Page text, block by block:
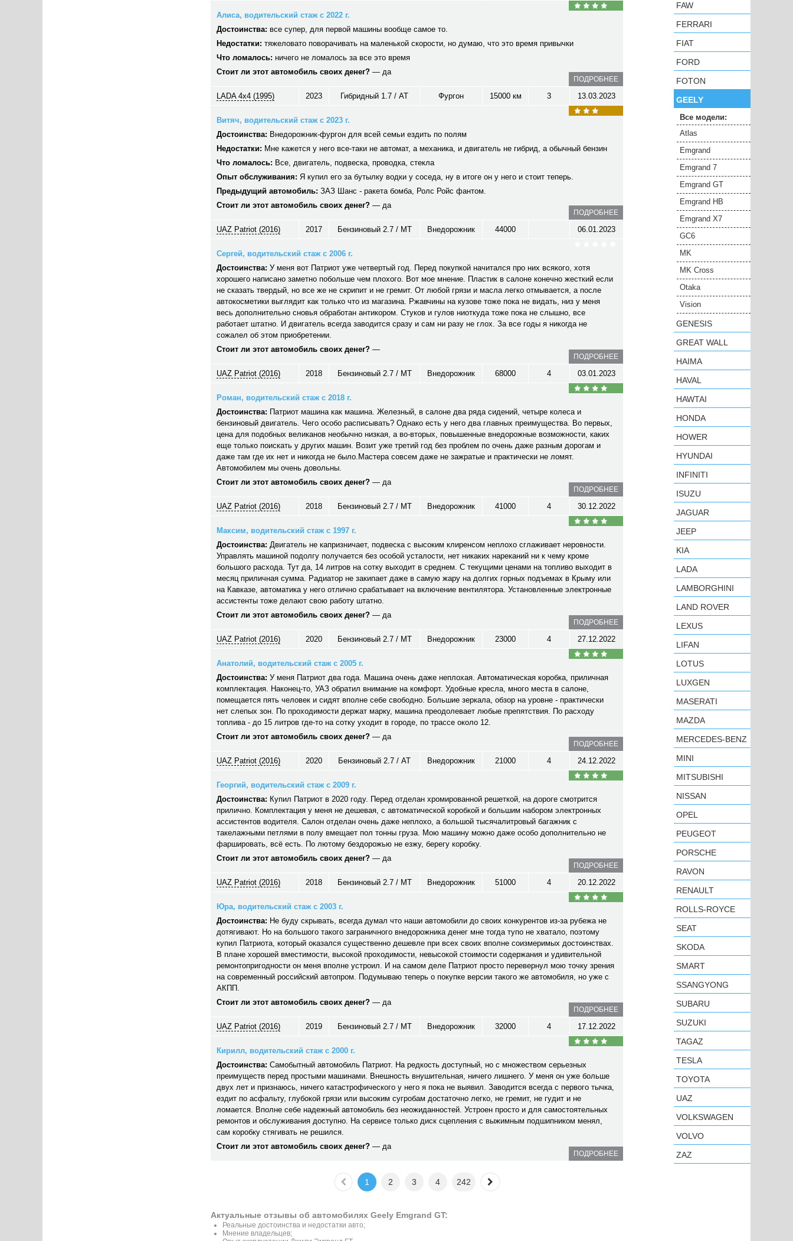
Алиса, водительский стаж с 2022 г.
Достоинства: все супер, для первой машины вообще самое то.
Недостатки: тяжеловато поворачивать на маленькой скорости, но думаю, что это время привычки
Что ломалось: ничего не ломалось за все это время
Стоит ли этот автомобиль своих денег? — да
ПОДРОБНЕЕ
LADA 4x4 (1995) 2023 Гибридный 1.7 / AT Фургон 15000 км 3 13.03.2023
Витяч, водительский стаж с 2023 г.
Достоинства: Внедорожник-фургон для всей семьи ездить по полям
Недостатки: Мне кажется у него все-таки не автомат, а механика, и двигатель не гибрид, а обычный бензин
Что ломалось: Все, двигатель, подвеска, проводка, стекла
Опыт обслуживания: Я купил его за бутылку водки у соседа, ну в итоге он у него и стоит теперь.
Предыдущий автомобиль: ЗАЗ Шанс - ракета бомба, Ролс Ройс фантом.
Стоит ли этот автомобиль своих денег? — да
ПОДРОБНЕЕ
UAZ Patriot (2016) 2017 Бензиновый 2.7 / MT Внедорожник 44000 06.01.2023
Сергей, водительский стаж с 2006 г.
Достоинства: У меня вот Патриот уже четвертый год. Перед покупкой начитался про них всякого, хотя
хорошего написано заметно побольше чем плохого. Вот мое мнение. Пластик в салоне конечно жесткий если
не сказать твердый, но все же не скрипит и не гремит. От любой грязи и масла легко отмывается, а после
автокосметики выглядит как только что из магазина. Ржавчины на кузове тоже пока не видать, низ у меня
весь дополнительно сновья обработан антикором. Стуков и гулов ниоткуда тоже пока не слышно, все
работает штатно. И двигатель всегда заводится сразу и сам ни разу не глох. За все годы я никогда не
сожалел об этом приобретении.
Стоит ли этот автомобиль своих денег? —
ПОДРОБНЕЕ
UAZ Patriot (2016) 2018 Бензиновый 2.7 / MT Внедорожник 68000 4 03.01.2023
Роман, водительский стаж с 2018 г.
Достоинства: Патриот машина как машина. Железный, в салоне два ряда сидений, четыре колеса и
бензиновый двигатель. Чего особо расписывать? Однако есть у него два главных преимущества. Во первых,
цена для подобных великанов необычно низкая, а во-вторых, повышенные внедорожные возможности, каких
еще только поискать у других машин. Возит уже третий год без проблем по очень даже разным дорогам и
даже там где их нет и никогда не было.Мастера совсем даже не зажратые и практически не ломят.
Автомобилем мы очень довольны.
Стоит ли этот автомобиль своих денег? — да
ПОДРОБНЕЕ
UAZ Patriot (2016) 2018 Бензиновый 2.7 / MT Внедорожник 41000 4 30.12.2022
Максим, водительский стаж с 1997 г.
Достоинства: Двигатель не капризничает, подвеска с высоким клиренсом неплохо сглаживает неровности.
Управлять машиной подолгу получается без особой усталости, нет никаких нареканий ни к чему кроме
большого расхода. Тут да, 14 литров на сотку выходит в среднем. С текущими ценами на топливо выходит в
месяц приличная сумма. Радиатор не закипает даже в самую жару на долгих горных подъемах в Крыму или
на Кавказе, автоматика у него отлично срабатывает на включение вентилятора. Установленные электронные
ассистенты тоже делают свою работу штатно.
Стоит ли этот автомобиль своих денег? — да
ПОДРОБНЕЕ
UAZ Patriot (2016) 2020 Бензиновый 2.7 / MT Внедорожник 23000 4 27.12.2022
Анатолий, водительский стаж с 2005 г.
Достоинства: У меня Патриот два года. Машина очень даже неплохая. Автоматическая коробка, приличная
комплектация. Наконец-то, УАЗ обратил внимание на комфорт. Удобные кресла, много места в салоне,
помещается пять человек и сидят вполне себе свободно. Большие зеркала, обзор на уровне - практически
нет слепых зон. По проходимости держат марку, машина преодолевает любые препятствия. По расходу
топлива - до 15 литров где-то на сотку уходит в городе, по трассе около 12.
Стоит ли этот автомобиль своих денег? — да
ПОДРОБНЕЕ
UAZ Patriot (2016) 2020 Бензиновый 2.7 / AT Внедорожник 21000 4 24.12.2022
Георгий, водительский стаж с 2009 г.
Достоинства: Купил Патриот в 2020 году. Перед отделан хромированной решеткой, на дороге смотрится
прилично. Комплектация у меня не дешевая, с автоматической коробкой и большим набором электронных
ассистентов водителя. Салон отделан очень даже неплохо, а большой тысячалитровый багажник с
такелажными петлями в полу вмещает пол тонны груза. Мою машину можно даже особо дополнительно не
фаршировать, всё есть. По лютому бездорожью не езжу, берегу коробку.
Стоит ли этот автомобиль своих денег? — да
ПОДРОБНЕЕ
UAZ Patriot (2016) 2018 Бензиновый 2.7 / MT Внедорожник 51000 4 20.12.2022
Юра, водительский стаж с 2003 г.
Достоинства: Не буду скрывать, всегда думал что наши автомобили до своих конкурентов из-за рубежа не
дотягивают. Но на большого такого заграничного внедорожника денег мне тогда тупо не хватало, поэтому
купил Патриота, который оказался существенно дешевле при всех своих вполне соизмеримых достоинствах.
В плане хорошей вместимости, высокой проходимости, невысокой стоимости содержания и удивительной
ремонтопригодности он меня вполне устроил. И на самом деле Патриот просто перевернул мою точку зрения
на современный российский автопром. Подумываю теперь о покупке версии такого же автомобиля, но уже с
АКПП.
Стоит ли этот автомобиль своих денег? — да
ПОДРОБНЕЕ
UAZ Patriot (2016) 2019 Бензиновый 2.7 / MT Внедорожник 32000 4 17.12.2022
Кирилл, водительский стаж с 2000 г.
Достоинства: Самобытный автомобиль Патриот. На редкость доступный, но с множеством серьезных
преимуществ перед простыми машинами. Внешность внушительная, ничего лишнего. У меня он уже больше
двух лет и признаюсь, ничего катастрофического у него я пока не выявил. Заводится всегда с первого тычка,
ездит по асфальту, глубокой грязи или высоким сугробам достаточно легко, не гремит, не гудит и не
ломается. Вполне себе надежный автомобиль без неожиданностей. Устроен просто и для самостоятельных
ремонтов и обслуживания доступно. На сервисе только диск сцепления с выжимным подшипником менял,
сам коробку стягивать не решился.
Стоит ли этот автомобиль своих денег? — да
ПОДРОБНЕЕ
1 2 3 4 242
Актуальные отзывы об автомобилях Geely Emgrand GT:
Реальные достоинства и недостатки авто;
Мнение владельцев;
FAW
FERRARI
FIAT
FORD
FOTON
GEELY
Все модели:
Atlas
Emgrand
Emgrand 7
Emgrand GT
Emgrand HB
Emgrand X7
GC6
MK
MK Cross
Otaka
Vision
GENESIS
GREAT WALL
HAIMA
HAVAL
HAWTAI
HONDA
HOWER
HYUNDAI
INFINITI
ISUZU
JAGUAR
JEEP
KIA
LADA
LAMBORGHINI
LAND ROVER
LEXUS
LIFAN
LOTUS
LUXGEN
MASERATI
MAZDA
MERCEDES-BENZ
MINI
MITSUBISHI
NISSAN
OPEL
PEUGEOT
PORSCHE
RAVON
RENAULT
ROLLS-ROYCE
SEAT
SKODA
SMART
SSANGYONG
SUBARU
SUZUKI
TAGAZ
TESLA
TOYOTA
UAZ
VOLKSWAGEN
VOLVO
ZAZ